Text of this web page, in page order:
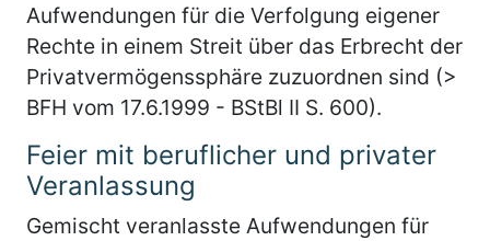
Aufwendungen für die Verfolgung eigener
Rechte in einem Streit über das Erbrecht der
Privatvermögenssphäre zuzuordnen sind (>
BFH vom 17.6.1999 - BStBl II S. 600).
Feier mit beruflicher und privater
Veranlassung
Gemischt veranlasste Aufwendungen für